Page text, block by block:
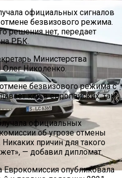
Популярный Миф О
Встречи Зеленского И
официальных сигналов
безвизового режима.
решения нет, передает
РБК.
Министерства
Николенко.
безвизового режима с
как в европейских, так
официальных
об угрозе отмены
причин для такого
— добавил дипломат.
Еврокомиссия опубликовала